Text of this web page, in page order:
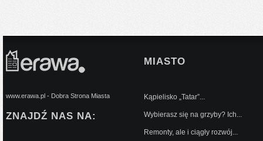
www.erawa.pl - Dobra Strona Miasta
ZNAJDŹ NAS NA:
MIASTO
Kąpielisko „Tatar”...
Wybierasz się na grzyby? Ich...
Remonty, ale i ciągły rozwój...